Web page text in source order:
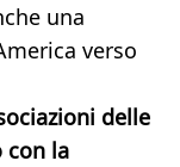
una
verso
delle
con la